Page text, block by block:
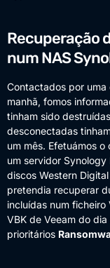
Recuperação
num NAS
Contactados por
manhã, fomos
tinham sido
desconectadas
um mês. Efetuámos
um servidor
discos Western
pretendia recuperar
incluídas num ficheiro
VBK de Veeam do
prioritários